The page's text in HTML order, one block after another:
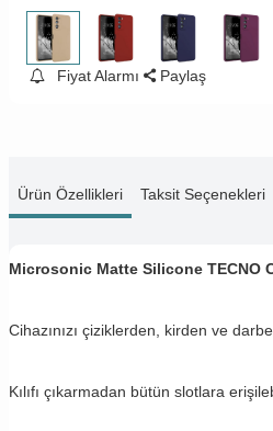
Fiyat Alarmı Paylaş
Ürün Özellikleri Taksit Seçenekleri
Microsonic Matte Silicone TECNO
Cihazınızı çiziklerden, kirden ve
Kılıfı çıkarmadan bütün slotlara